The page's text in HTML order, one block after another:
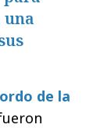
una
de la